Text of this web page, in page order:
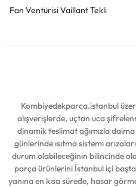
Fan Ventürisi Vaillant Tekli
Kombiyedekparca.istanbul
alışverişlerde, uçtan uca
dinamik teslimat ağımızla daima
günlerinde ısıtma sistemi
durum olabileceğinin bilincinde
parça ürünlerini İstanbul içi
yanına en kısa sürede, hasar